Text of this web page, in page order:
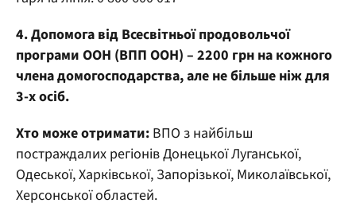
4. Допомога від Всесвітньої продовольчої
програми ООН (ВПП ООН) – 2200 грн на кожного
члена домогосподарства, але не більше ніж для
3-х осіб.
Хто може отримати: ВПО з найбільш
постраждалих регіонів Донецької Луганської,
Одеської, Харківської, Запорізької, Миколаївської,
Херсонської областей.